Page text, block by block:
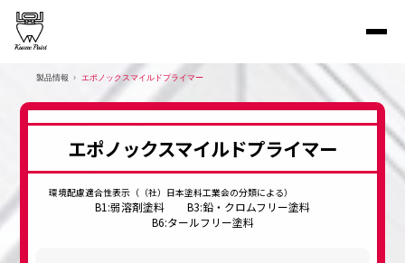
製品情報 エポノックスマイルドプライマー
エポノックスマイルドプライマー
環境配慮適合性表示（（社）日本塗料工業会の分類による）
B1:弱溶剤塗料
B3:鉛・クロムフリー塗料
B6:タールフリー塗料